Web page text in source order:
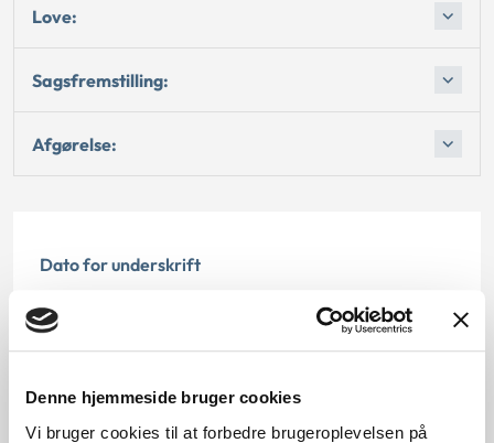
Denne hjemmeside bruger cookies
Vi bruger cookies til at forbedre brugeroplevelsen på
Love:
Sagsfremstilling:
Afgørelse:
Dato for underskrift
15.02.1998
12.07.2013